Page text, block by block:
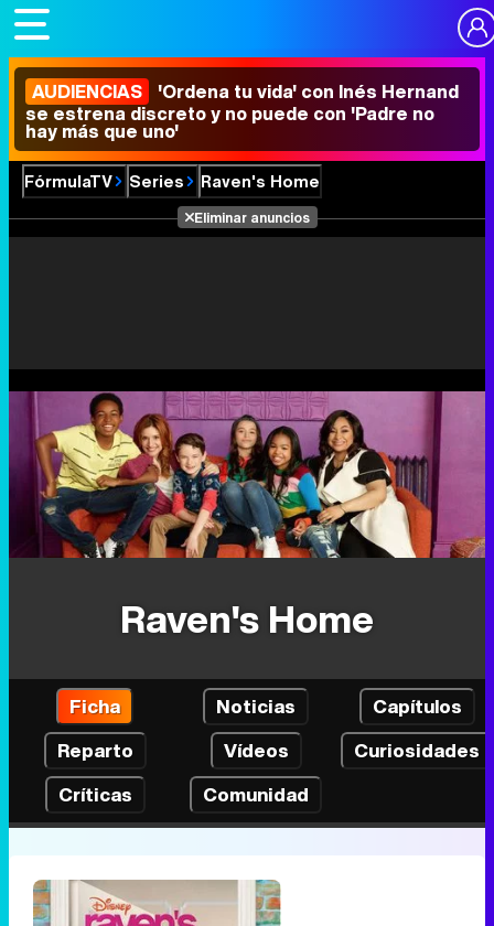
AUDIENCIAS 'Ordena tu vida' con Inés Hernand
se estrena discreto y no puede con 'Padre no
hay más que uno'
FórmulaTV Series Raven's Home
Eliminar anuncios
Raven's Home
Ficha Noticias
Capítulos
Reparto
Vídeos
Curiosidades
Críticas
Comunidad